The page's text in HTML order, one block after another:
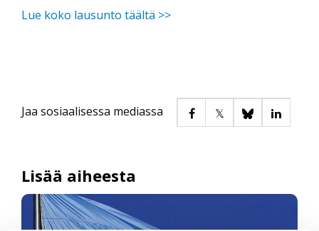
Lue koko lausunto täältä >>
Jaa sosiaalisessa mediassa
Lisää aiheesta